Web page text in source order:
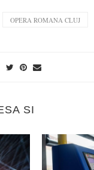
OPERA ROMANA CLUJ
SI